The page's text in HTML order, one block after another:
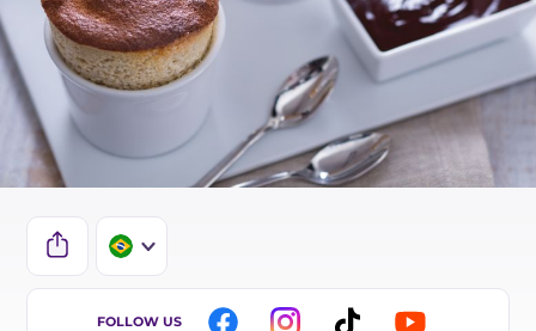
IT
FOLLOW US